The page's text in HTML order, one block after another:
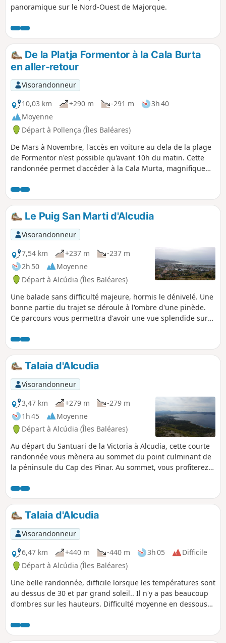
panoramique sur le Nord-Ouest de Majorque.
De la Platja Formentor à la Cala Burta
en aller-retour
Visorandonneur
10,03 km
+290 m -291 m
3h 40
Moyenne
Départ à Pollença (Îles Baléares)
De Mars à Novembre, l'accès en voiture au dela de la plage
de Formentor n'est possible qu'avant 10h du matin. Cette
randonnée permet d'accéder à la Cala Murta, magnifique
Le Puig San Marti d'Alcudia
Visorandonneur
7,54 km
+237 m
-237 m
2h 50
Moyenne
Départ à Alcúdia (Îles Baléares)
Une balade sans difficulté majeure, hormis le dénivelé. Une
bonne partie du trajet se déroule à l'ombre d'une pinède.
Ce parcours vous permettra d'avoir une vue splendide sur
Talaia d'Alcudia
Visorandonneur
3,47 km
+279 m
-279 m
1h 45
Moyenne
Départ à Alcúdia (Îles Baléares)
Au départ du Santuari de la Victoria à Alcudia, cette courte
randonnée vous mènera au sommet du point culminant de
la péninsule du Cap des Pinar. Au sommet, vous profiterez
presqu’île de Formentor et les baies de Pollença et Alcudia.
Talaia d'Alcudia
Visorandonneur
6,47 km
+440 m -440 m 3h 05
Difficile
Départ à Alcúdia (Îles Baléares)
Une belle randonnée, difficile lorsque les températures sont
au dessus de 30 et par grand soleil.. Il n'y a pas beaucoup
d'ombres sur les hauteurs. Difficulté moyenne en dessous
vous garantira un panorama à 360 degres une fois en haut !